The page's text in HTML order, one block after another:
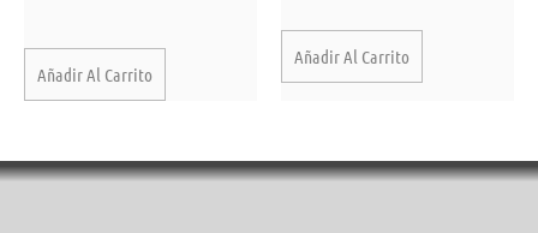
Añadir Al Carrito
Añadir Al Carrito